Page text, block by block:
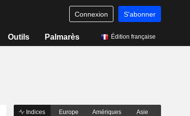
Connexion S'abonner
Outils Palmarès Édition française
Indices Europe Amériques Asie